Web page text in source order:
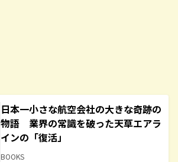
日本一小さな航空会社の大きな奇跡の
物語 業界の常識を破った天草エアラ
インの「復活」
BOOKS